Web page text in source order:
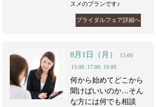
スメのプランです♪
ブライダルフェア詳細へ
8月1日（月）
13:00
15:00
17:00 19:00
何から始めてどこから
聞けばいいのか…そん
な方には何でも相談